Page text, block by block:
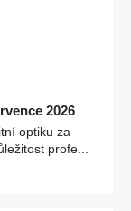
2026
optiku za
profe...